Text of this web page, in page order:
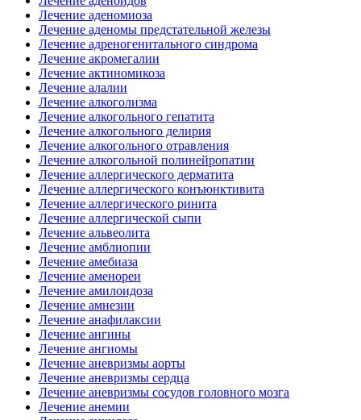
Лечение аденомиоза
Лечение аденомы предстательной железы
Лечение адреногенитального синдрома
Лечение акромегалии
Лечение актиномикоза
Лечение алалии
Лечение алкоголизма
Лечение алкогольного гепатита
Лечение алкогольного делирия
Лечение алкогольного отравления
Лечение алкогольной полинейропатии
Лечение аллергического дерматита
Лечение аллергического конъюнктивита
Лечение аллергического ринита
Лечение аллергической сыпи
Лечение альвеолита
Лечение амблиопии
Лечение амебиаза
Лечение аменореи
Лечение амилоидоза
Лечение амнезии
Лечение анафилаксии
Лечение ангины
Лечение ангиомы
Лечение аневризмы аорты
Лечение аневризмы сердца
Лечение аневризмы сосудов головного мозга
Лечение анемии